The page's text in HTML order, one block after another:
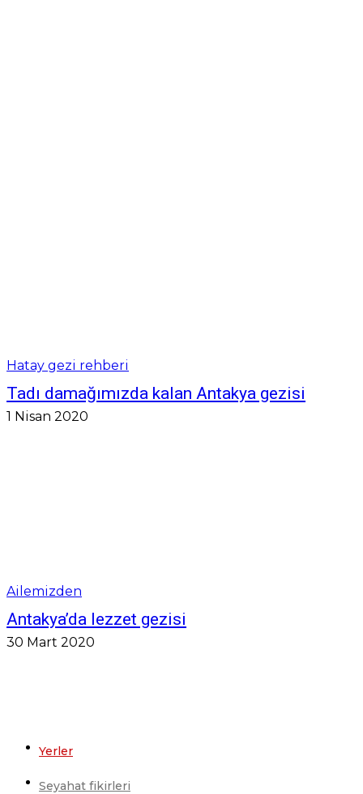
Hatay gezi rehberi
Tadı damağımızda kalan Antakya gezisi
1 Nisan 2020
Ailemizden
Antakya’da lezzet gezisi
30 Mart 2020
Yerler
Seyahat fikirleri